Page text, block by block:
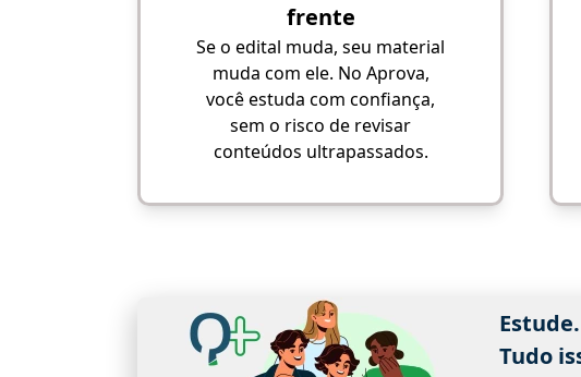
frente
Se o edital muda, seu material
muda com ele. No Aprova,
você estuda com confiança,
sem o risco de revisar
conteúdos ultrapassados.
Tudo